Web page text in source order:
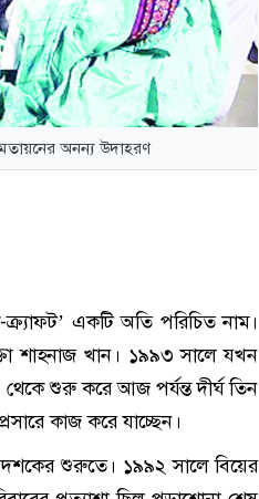
অনন্য উদাহরণ
ক্র্যাফট’ একটি অতি পরিচিত নাম।
শাহনাজ খান। ১৯৯৩ সালে যখন
থেকে শুরু করে আজ পর্যন্ত দীর্ঘ তিন
কাজ করে যাচ্ছেন।
দশকের শুরুতে। ১৯৯২ সালে বিয়ের